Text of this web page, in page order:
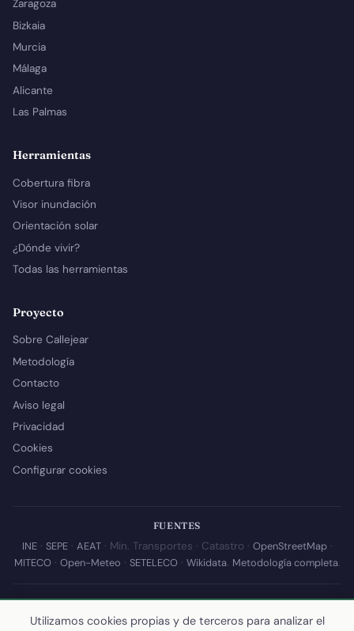
Zaragoza
Bizkaia
Murcia
Málaga
Alicante
Las Palmas
Herramientas
Cobertura fibra
Visor inundación
Orientación solar
¿Dónde vivir?
Todas las herramientas
Proyecto
Sobre Callejear
Metodología
Contacto
Aviso legal
Privacidad
Cookies
Configurar cookies
FUENTES
INE· SEPE· AEAT· Min. Transportes · Catastro · OpenStreetMap·
MITECO· Open-Meteo · SETELECO· Wikidata. Metodología completa.
© 2026 Callejear.com — Directorio municipal de España con datos
abiertos. Desarrollado y mantenido porYoel Castaño.
Utilizamos cookies propias y de terceros para analizar el